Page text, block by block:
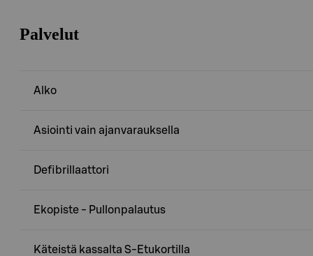
Palvelut
Alko
Asiointi vain ajanvarauksella
Defibrillaattori
Ekopiste - Pullonpalautus
Käteistä kassalta S-Etukortilla